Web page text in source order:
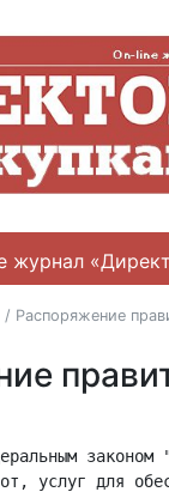
журнал
/ Распоряжение
услуг для